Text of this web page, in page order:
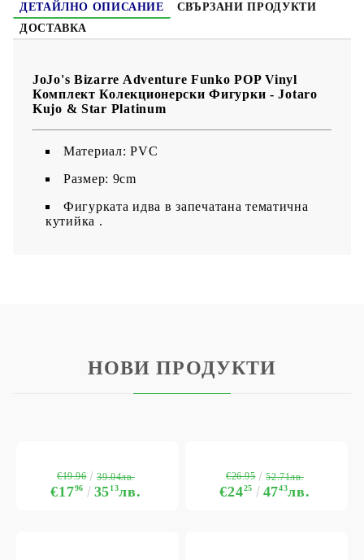
ДЕТАЙЛНО ОПИСАНИЕ
СВЪРЗАНИ ПРОДУКТИ
ДОСТАВКА
JoJo's Bizarre Adventure Funko POP Vinyl
Комплект Колекционерски Фигурки - Jotaro
Kujo & Star Platinum
Maтериал: PVC
Размер: 9cm
Фигурката идва в запечатана тематична
кутийка .
НОВИ ПРОДУКТИ
€1796 3513лв.
€19.96 39.04лв.
€2425 4743лв.
€26.95 52.71лв.